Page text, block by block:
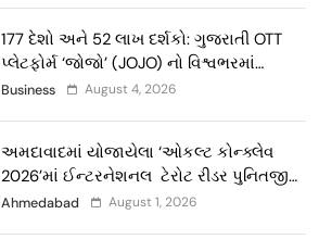
177 દેશો અને 52 લાખ દર્શકો: ગુજરાતી OTT
પ્લેટફોર્મ ‘જોજો’ (JOJO) નો વિશ્વભરમાં
દબદબો
Business August 4, 2026
અમદાવાદમાં યોજાયેલા ‘ઓકલ્ટ કોન્ક્લેવ
2026’માં ઈન્ટરનેશનલ ટેરોટ રીડર પુનિતજી
લુલ્લા એ ટેરોટ કાર્ડ રીડિંગ અંગે માહિતી આપી
Ahmedabad August 1, 2026